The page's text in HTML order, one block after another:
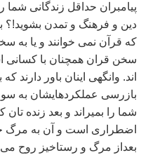
پيامبران حداقل زندگانی
دين و فرهنگ و تمدن بشويد!؟
که قرآن نمی خوانند و يا به
سخن قران همچنان با کسانی
اند. وانگهی اينان باور
بازرسی عملکردهايشان به
شما را بميراند و بعد زنده
اضطراری است و آن به مرگ
بعداز مرگ و رستاخيز روح